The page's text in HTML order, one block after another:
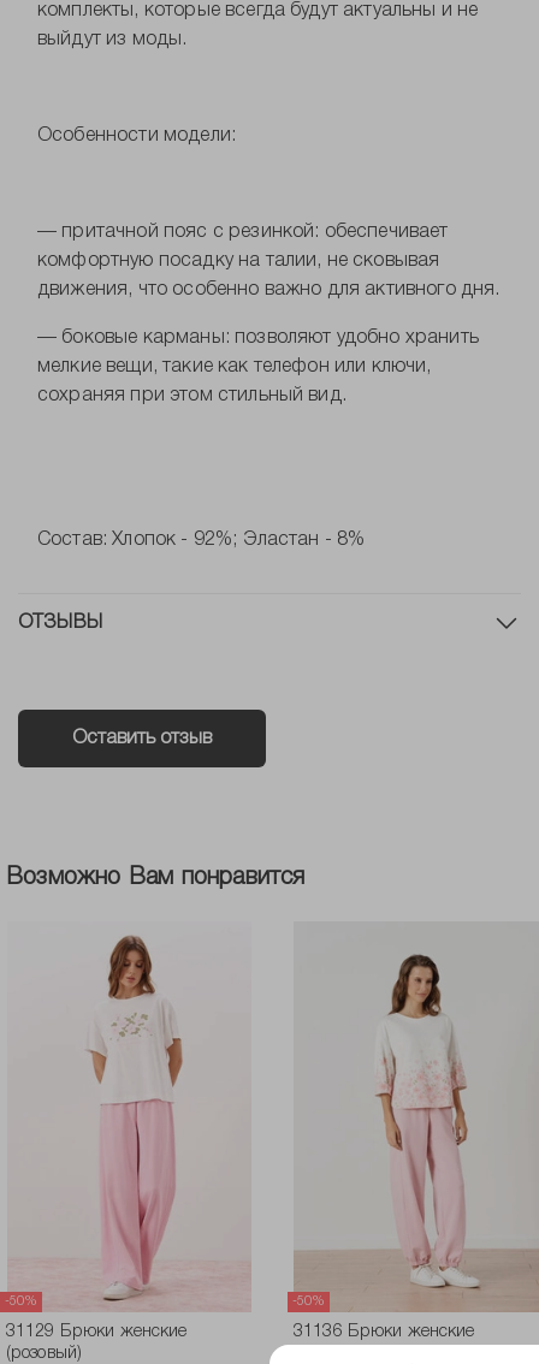
комплекты, которые всегда будут актуальны и не
выйдут из моды.
Особенности модели:
— притачной пояс с резинкой: обеспечивает
комфортную посадку на талии, не сковывая
движения, что особенно важно для активного дня.
— боковые карманы: позволяют удобно хранить
мелкие вещи, такие как телефон или ключи,
сохраняя при этом стильный вид.
Состав: Хлопок - 92%; Эластан - 8%
ОТЗЫВЫ
Оставить отзыв
Возможно Вам понравится
-50%
31129 Брюки женские
(розовый)
-50%
31136 Брюки женские